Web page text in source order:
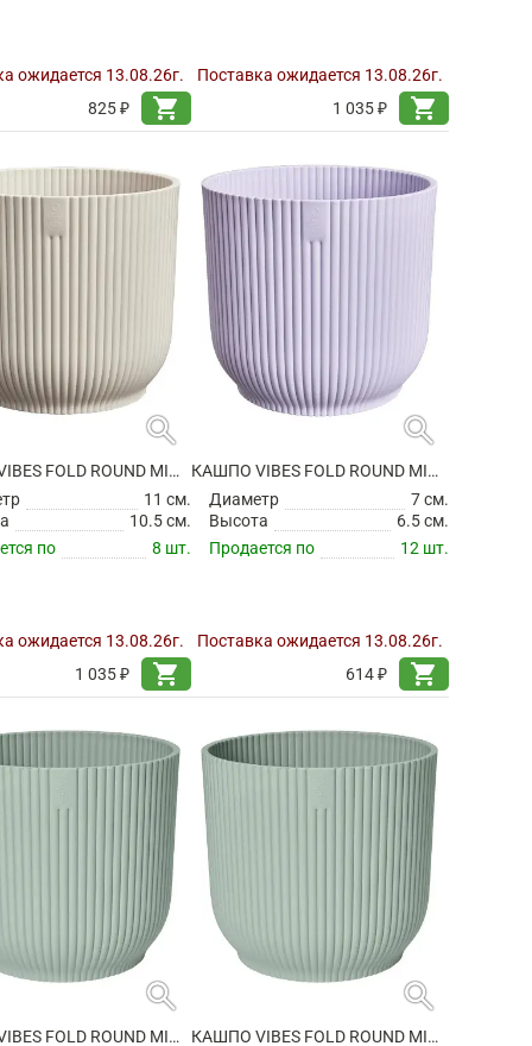
ожидается 13.08.26г.
825 ₽
shopping_cart
Поставка ожидается 13.08.26г.
1 035 ₽
shopping_cart
search
КАШПО VIBES FOLD ROUND MINI LINEN WHITE
11 см.
10.5 см.
по
8 шт.
ожидается 13.08.26г.
1 035 ₽
shopping_cart
search
КАШПО VIBES FOLD ROUND MINI SOFT LILAC
Диаметр
7 см.
Высота
6.5 см.
Продается по
12 шт.
Поставка ожидается 13.08.26г.
614 ₽
shopping_cart
search
КАШПО VIBES FOLD ROUND MINI SORBET GREEN
search
КАШПО VIBES FOLD ROUND MINI SORBET GREEN